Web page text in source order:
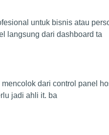
untuk bisnis atau
langsung dari dashboard ta
dari control panel
jadi ahli it. ba